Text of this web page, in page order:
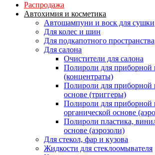
Распродажа
Автохимия и косметика
Автошампуни и воск для сушки
Для колес и шин
Для подкапотного пространства
Для салона
Очистители для салона
Полироли для приборной
(концентраты)
Полироли для приборной
основе (триггеры)
Полироли для приборной
органической основе
Полироли пластика,
основе (аэрозоли)
Для стекол, фар и кузова
Жидкости для стеклоомывателя